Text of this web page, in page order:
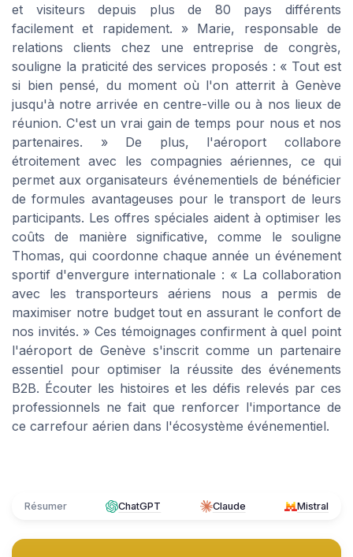
et visiteurs depuis plus de 80 pays différents
facilement et rapidement. » Marie, responsable de
relations clients chez une entreprise de congrès,
souligne la praticité des services proposés : « Tout est
si bien pensé, du moment où l'on atterrit à Genève
jusqu'à notre arrivée en centre-ville ou à nos lieux de
réunion. C'est un vrai gain de temps pour nous et nos
partenaires. » De plus, l'aéroport collabore
étroitement avec les compagnies aériennes, ce qui
permet aux organisateurs événementiels de bénéficier
de formules avantageuses pour le transport de leurs
participants. Les offres spéciales aident à optimiser les
coûts de manière significative, comme le souligne
Thomas, qui coordonne chaque année un événement
sportif d'envergure internationale : « La collaboration
avec les transporteurs aériens nous a permis de
maximiser notre budget tout en assurant le confort de
nos invités. » Ces témoignages confirment à quel point
l'aéroport de Genève s'inscrit comme un partenaire
essentiel pour optimiser la réussite des événements
B2B. Écouter les histoires et les défis relevés par ces
professionnels ne fait que renforcer l'importance de
ce carrefour aérien dans l'écosystème événementiel.
Résumer ChatGPT Claude Mistral